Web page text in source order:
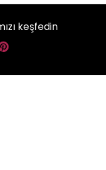
keşfedin